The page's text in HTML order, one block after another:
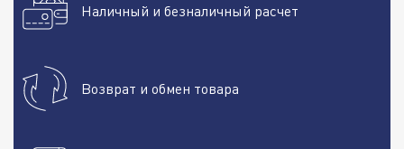
Наличный и безналичный расчет
Возврат и обмен товара